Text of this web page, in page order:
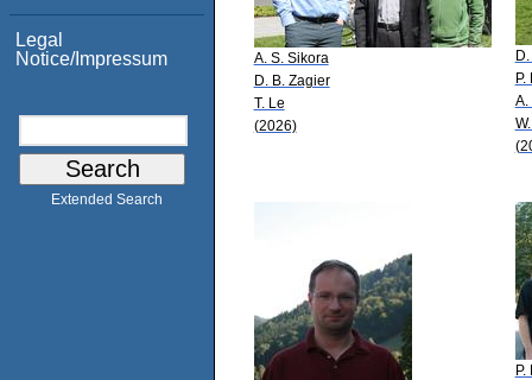
Legal
Notice/Impressum
Extended Search
A. S. Sikora
D. B. Zagier
T. Le
(2026)
P.
A.
P.